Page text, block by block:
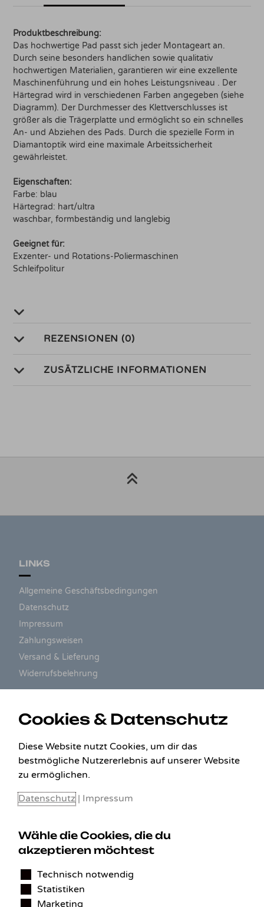
Produktbeschreibung:
Das hochwertige Pad passt sich jeder Montageart an.
Durch seine besonders handlichen sowie qualitativ
hochwertigen Materialien, garantieren wir eine exzellente
Maschinenführung und ein hohes Leistungsniveau . Der
Härtegrad wird in verschiedenen Farben angegeben (siehe
Diagramm). Der Durchmesser des Klettverschlusses ist
größer als die Trägerplatte und ermöglicht so ein schnelles
An- und Abziehen des Pads. Durch die spezielle Form in
Diamantoptik wird eine maximale Arbeitssicherheit
gewährleistet.
Eigenschaften:
Farbe: blau
Härtegrad: hart/ultra
waschbar, formbeständig und langlebig
Geeignet für:
Exzenter- und Rotations-Poliermaschinen
Schleifpolitur
REZENSIONEN (0)
ZUSÄTZLICHE INFORMATIONEN
LINKS
Allgemeine Geschäftsbedingungen
Datenschutz
Impressum
Zahlungsweisen
Versand & Lieferung
Widerrufsbelehrung
KONTAKT
Benedikt Stelzner
Cookies & Datenschutz
Diese Website nutzt Cookies, um dir das
bestmögliche Nutzererlebnis auf unserer Website
zu ermöglichen.
Datenschutz | Impressum
Wähle die Cookies, die du
akzeptieren möchtest
Technisch notwendig
Statistiken
Marketing